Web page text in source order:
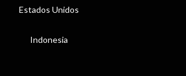
Estados Unidos
Indonesia